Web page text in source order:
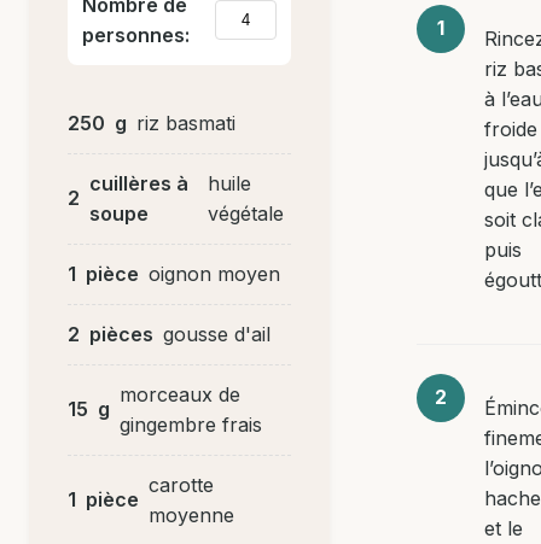
personnes:
250 g riz basmati
2
cuillères à
soupe
huile
végétale
1 pièce oignon moyen
2 pièces gousse d'ail
15 g
morceaux de
gingembre frais
1 pièce
carotte
moyenne
riz
à
froide
que
soit
puis
et le